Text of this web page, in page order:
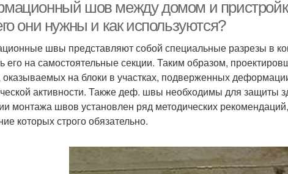
шов между домом и
они нужны и как используются?
швы представляют собой специальные разрезы в
его на самостоятельные секции. Таким образом,
оказываемых на блоки в участках, подверженных
активности. Также деф. швы необходимы для защиты
монтажа швов установлен ряд методических
которых строго обязательно.